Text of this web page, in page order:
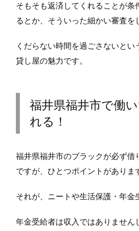
そもそも返済してくれることが
るとか、そういった細かい審査を
くだらない時間を過ごさないと
貸し屋の魅力です。
福井県福井市で働
れる！
福井県福井市のブラックが必ず
ですが、ひとつポイントがありま
それが、ニートや生活保護・年金
年金受給者は収入ではありませ